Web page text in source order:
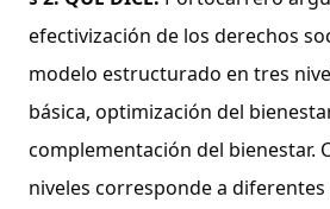
efectivización de los derechos
modelo estructurado en tres
básica, optimización del
complementación del bienestar.
niveles corresponde a